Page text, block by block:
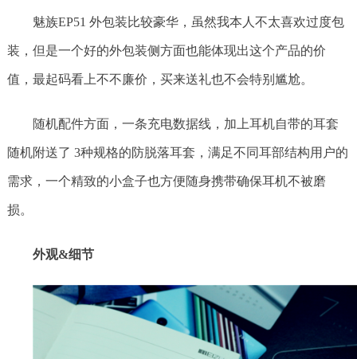
魅族EP51 外包装比较豪华，虽然我本人不太喜欢过度包
装，但是一个好的外包装侧方面也能体现出这个产品的价
值，最起码看上不不廉价，买来送礼也不会特别尴尬。
随机配件方面，一条充电数据线，加上耳机自带的耳套
随机附送了 3种规格的防脱落耳套，满足不同耳部结构用户的
需求，一个精致的小盒子也方便随身携带确保耳机不被磨
损。
外观&细节